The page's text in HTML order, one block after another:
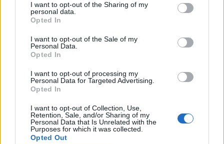
I want to opt-out of the Sharing of my
personal data.
Opted In
I want to opt-out of the Sale of my
Personal Data.
Opted In
I want to opt-out of processing my
Personal Data for Targeted Advertising.
Opted In
I want to opt-out of Collection, Use,
Retention, Sale, and/or Sharing of my
Personal Data that Is Unrelated with the
Purposes for which it was collected.
Opted Out